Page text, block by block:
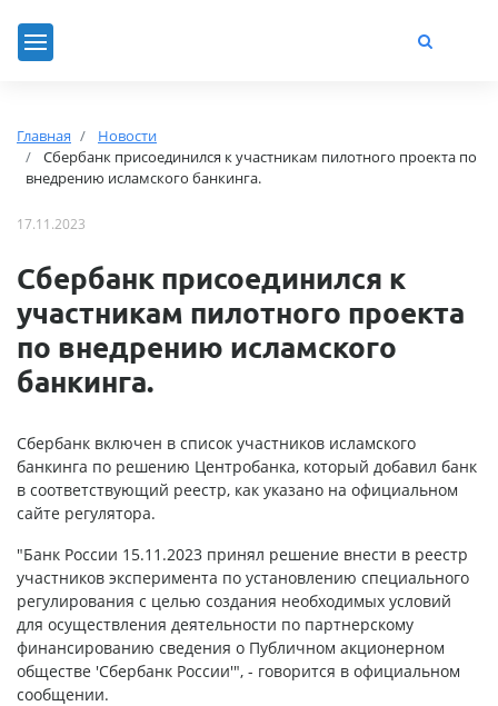
Главная
Новости
Сбербанк присоединился к участникам пилотного проекта по
внедрению исламского банкинга.
17.11.2023
Сбербанк присоединился к
участникам пилотного проекта
по внедрению исламского
банкинга.
Сбербанк включен в список участников исламского
банкинга по решению Центробанка, который добавил банк
в соответствующий реестр, как указано на официальном
сайте регулятора.
"Банк России 15.11.2023 принял решение внести в реестр
участников эксперимента по установлению специального
регулирования с целью создания необходимых условий
для осуществления деятельности по партнерскому
финансированию сведения о Публичном акционерном
обществе 'Сбербанк России'", - говорится в официальном
сообщении.